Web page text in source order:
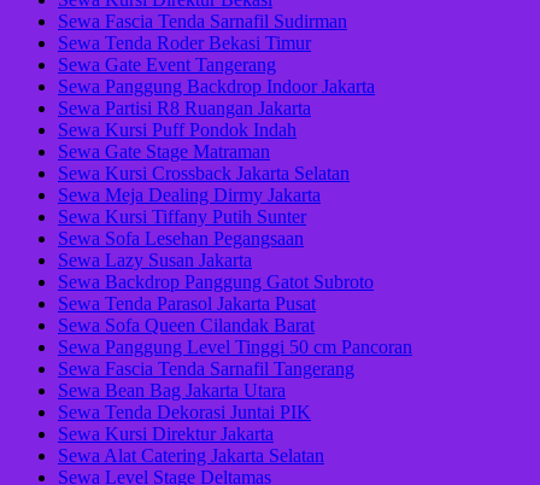
Sewa Fascia Tenda Sarnafil Sudirman
Sewa Tenda Roder Bekasi Timur
Sewa Gate Event Tangerang
Sewa Panggung Backdrop Indoor Jakarta
Sewa Partisi R8 Ruangan Jakarta
Sewa Kursi Puff Pondok Indah
Sewa Gate Stage Matraman
Sewa Kursi Crossback Jakarta Selatan
Sewa Meja Dealing Dirmy Jakarta
Sewa Kursi Tiffany Putih Sunter
Sewa Sofa Lesehan Pegangsaan
Sewa Lazy Susan Jakarta
Sewa Backdrop Panggung Gatot Subroto
Sewa Tenda Parasol Jakarta Pusat
Sewa Sofa Queen Cilandak Barat
Sewa Panggung Level Tinggi 50 cm Pancoran
Sewa Fascia Tenda Sarnafil Tangerang
Sewa Bean Bag Jakarta Utara
Sewa Tenda Dekorasi Juntai PIK
Sewa Kursi Direktur Jakarta
Sewa Alat Catering Jakarta Selatan
Sewa Level Stage Deltamas